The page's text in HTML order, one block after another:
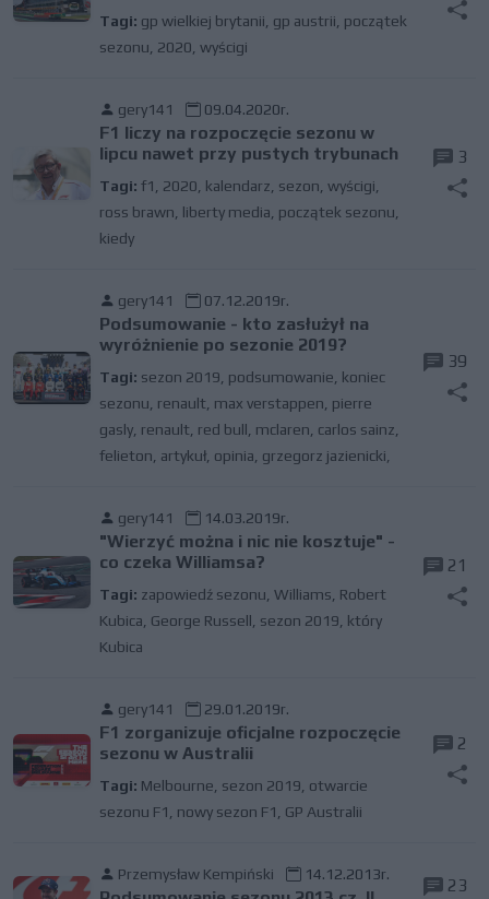
Tagi: gp wielkiej brytanii gp austrii początek
sezonu 2020 wyścigi
gery141 09.04.2020r.
F1 liczy na rozpoczęcie sezonu w
lipcu nawet przy pustych trybunach
Tagi: f1 2020 kalendarz sezon wyścigi
ross brawn liberty media początek sezonu
kiedy
3
gery141 07.12.2019r.
Podsumowanie - kto zasłużył na
wyróżnienie po sezonie 2019?
Tagi: sezon 2019 podsumowanie koniec
sezonu renault max verstappen pierre
gasly, renault red bull mclaren carlos sainz
felieton artykuł, opinia grzegorz jazienicki,
39
gery141 14.03.2019r.
"Wierzyć można i nic nie kosztuje" -
co czeka Williamsa?
Tagi: zapowiedź sezonu Williams Robert
Kubica George Russell sezon 2019 który
Kubica
21
gery141 29.01.2019r.
F1 zorganizuje oficjalne rozpoczęcie
sezonu w Australii
Tagi: Melbourne sezon 2019 otwarcie
sezonu F1
nowy sezon F1 GP Australii
2
Przemysław Kempiński 14.12.2013r.
23